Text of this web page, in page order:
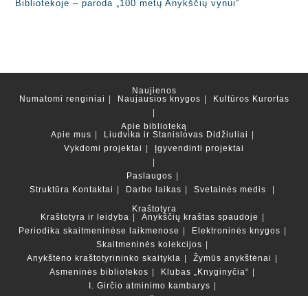
Bibliotekoje – paroda „100 metų Anykščių vynui“
Naujienos
Numatomi renginiai
Naujausios knygos Kultūros Kurortas
Apie biblioteką
Apie mus
Liudvika ir Stanislovas Didžiuliai
Vykdomi projektai
Įgyvendinti projektai
Paslaugos
Struktūra Kontaktai Darbo laikas
Svetainės medis
Kraštotyra
Kraštotyra ir leidyba
Anykščių kraštas spaudoje
Periodika skaitmeninėse laikmenose
Elektroninės knygos
Skaitmeninės kolekcijos
Anykštėno kraštotyrininko skaitykla
Žymūs anykštėnai
Asmeninės bibliotekos
Klubas „Knyginyčia“
I. Girčio atminimo kambarys